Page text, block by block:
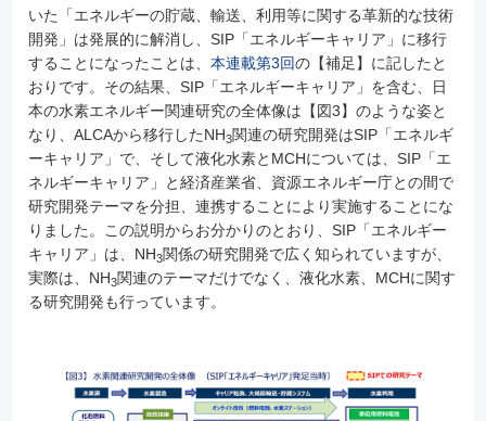
いた「エネルギーの貯蔵、輸送、利用等に関する革新的な技術
開発」は発展的に解消し、SIP「エネルギーキャリア」に移行
することになったことは、 本連載第3回の【補足】に記したと
おりです。その結果、SIP「エネルギーキャリア」を含む、日
本の水素エネルギー関連研究の全体像は【図3】のような姿と
なり、ALCAから移行したNH3関連の研究開発はSIP「エネルギ
ーキャリア」で、そして液化水素とMCHについては、SIP「エ
ネルギーキャリア」と経済産業省、資源エネルギー庁との間で
研究開発テーマを分担、連携することにより実施することにな
りました。この説明からお分かりのとおり、SIP「エネルギー
キャリア」は、NH3関係の研究開発で広く知られていますが、
実際は、NH3関連のテーマだけでなく、液化水素、MCHに関す
る研究開発も行っています。